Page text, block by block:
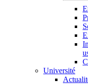
Université